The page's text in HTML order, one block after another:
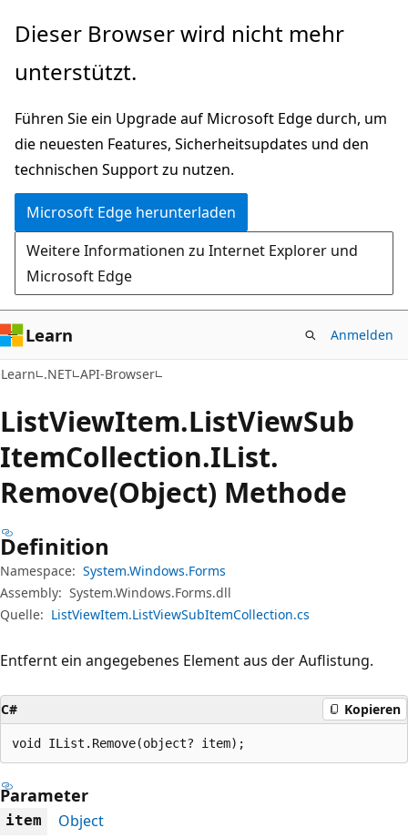
Zu
wechseln
Zur
springen
Dieser Browser wird nicht mehr
unterstützt.
Führen Sie ein Upgrade auf Microsoft Edge durch, um
die neuesten Features, Sicherheitsupdates und den
technischen Support zu nutzen.
Microsoft Edge herunterladen
Weitere Informationen zu Internet Explorer und
Microsoft Edge
Learn Anmelden
Learn .NET API-Browser
ListViewItem.ListViewSub
ItemCollection.IList.
Remove(Object) Methode
Definition
Namespace: System.Windows.Forms
Assembly: System.Windows.Forms.dll
Quelle: ListViewItem.ListViewSubItemCollection.cs
Entfernt ein angegebenes Element aus der Auflistung.
C# Kopieren
void IList.Remove(object? item);
Parameter
item
Object